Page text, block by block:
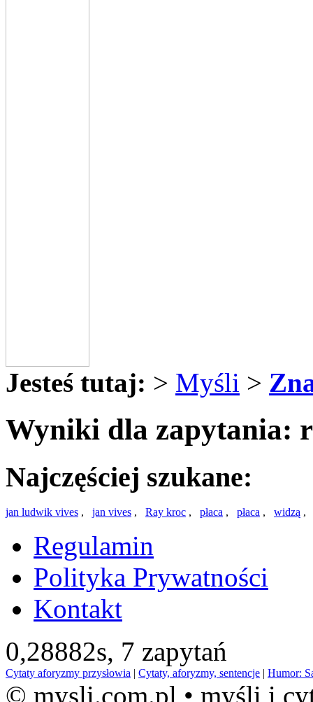
Jesteś tutaj: > Myśli >
Wyniki dla zapytania:
Najczęściej szukane:
jan ludwik vives , jan vives , Ray kroc , płaca , płaca , widzą
Regulamin
Polityka Prywatności
Kontakt
0,28882s, 7 zapytań
Cytaty aforyzmy przysłowia | Cytaty, aforyzmy, sentencje | Humor:
© mysli.com.pl • myśli i